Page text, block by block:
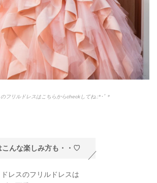
フリルドレスはこちらからcheckしてね.:*･ﾟ＊
こんな楽しみ方も・・♡
レスのフリルドレスは